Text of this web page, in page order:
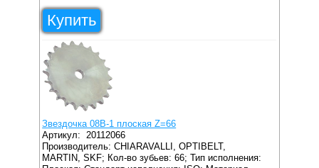
Купить
Звездочка 08B-1 плоская Z=66
Артикул: 20112066
Производитель: CHIARAVALLI, OPTIBELT,
MARTIN, SKF; Кол-во зубьев: 66; Тип исполнения: